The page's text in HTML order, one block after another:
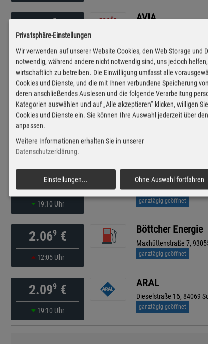
2.029€ AVIA
2.039€
20:25 Uhr
TotalEnergies
Fraunhofer Str. 3, 93098
ganztägig geöffnet
2.03
19:10 Uhr
ARAL
2.049€
19:10 Uhr
ARAL
Gleiwitzer Straße 8,
ganztägig geöffnet
2.069€
12:05 Uhr
Böttcher Energie
Maxhüttenstraße 7,
ganztägig geöffnet
2.099€
19:10 Uhr
ARAL
Dieselstraße 16, 84069
ganztägig geöffnet
Privatsphäre-Einstellungen
Wir verwenden auf unserer Website Cookies, den Web Storage und
notwendig, während andere nicht notwendig sind, uns jedoch
wirtschaftlich zu betreiben. Die Einwilligung umfasst alle
Cookies und Dienste, und die mit Ihnen verbundene Speicherung
deren anschließendes Auslesen und die folgende Verarbeitung
Kategorien auswählen und auf „Alle akzeptieren“ klicken, willigen
Cookies und Dienste ein. Sie können Ihre Auswahl jederzeit über
anpassen.
Weitere Informationen erhalten Sie in unserer
Datenschutzerklärung.
Einstellungen... Ohne Auswahl fortfahren